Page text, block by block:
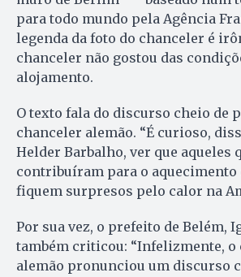
para todo mundo pela Agência
legenda da foto do chanceler é
chanceler não gostou das
alojamento.
O texto fala do discurso cheio de
chanceler alemão. “É curioso,
Helder Barbalho, ver que aqueles
contribuíram para o aquecimento
fiquem surpresos pelo calor na
Por sua vez, o prefeito de Belém,
também criticou: “Infelizmente, o
alemão pronunciou um discurso